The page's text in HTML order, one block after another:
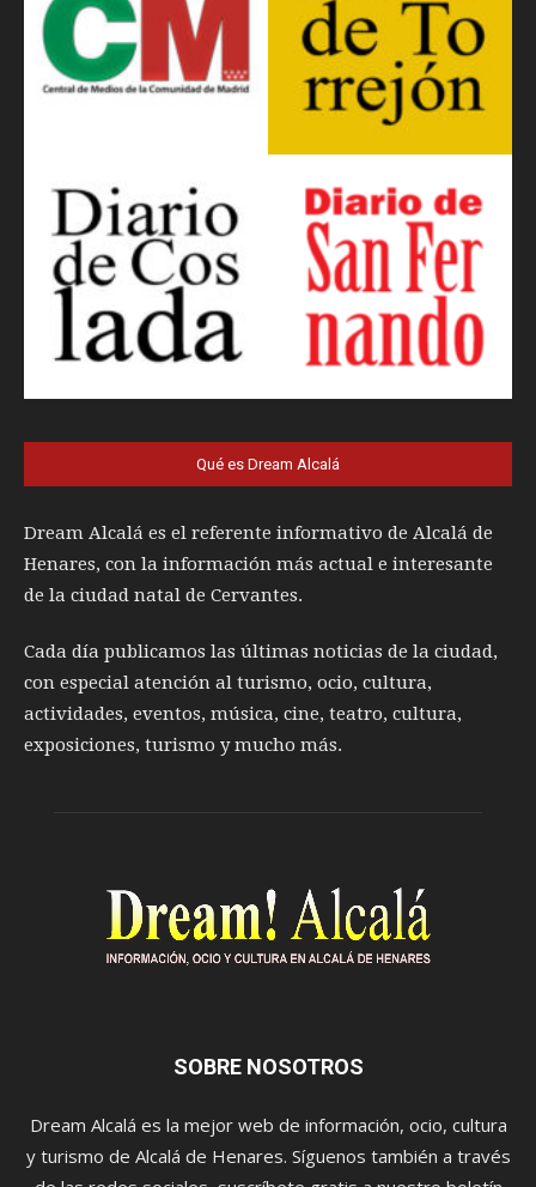
Qué es Dream Alcalá
Dream Alcalá es el referente informativo de Alcalá de
Henares, con la información más actual e interesante
de la ciudad natal de Cervantes.
Cada día publicamos las últimas noticias de la ciudad,
con especial atención al turismo, ocio, cultura,
actividades, eventos, música, cine, teatro, cultura,
exposiciones, turismo y mucho más.
SOBRE NOSOTROS
Dream Alcalá es la mejor web de información, ocio, cultura
y turismo de Alcalá de Henares. Síguenos también a través